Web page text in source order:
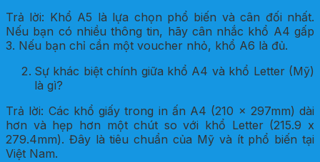
Trả lời: Khổ A5 là lựa chọn phổ biến và cân đối nhất.
Nếu bạn có nhiều thông tin, hãy cân nhắc khổ A4 gấp
3. Nếu bạn chỉ cần một voucher nhỏ, khổ A6 là đủ.
Sự khác biệt chính giữa khổ A4 và khổ Letter (Mỹ)
là gì?
Trả lời: Các khổ giấy trong in ấn A4 (210 x 297mm) dài
hơn và hẹp hơn một chút so với khổ Letter (215.9 x
279.4mm). Đây là tiêu chuẩn của Mỹ và ít phổ biến tại
Việt Nam.